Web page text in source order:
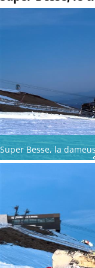
Super Besse, la